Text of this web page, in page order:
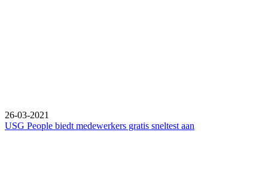
26-03-2021
USG People biedt medewerkers gratis sneltest aan